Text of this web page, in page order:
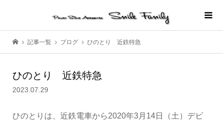
記事一覧 ブログ ひのとり 近鉄特急
ひのとり 近鉄特急
2023.07.29
ひのとりは、近鉄電車から2020年3月14日（土）デビ